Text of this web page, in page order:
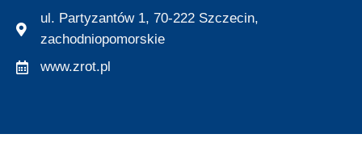
ul. Partyzantów 1, 70-222 Szczecin,
zachodniopomorskie
www.zrot.pl